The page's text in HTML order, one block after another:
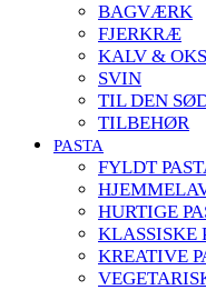
BAGVÆRK
FJERKRÆ
KALV &
SVIN
TIL DEN
TILBEHØR
PASTA
FYLDT
HURTIGE
KLASSISKE
KREATIVE